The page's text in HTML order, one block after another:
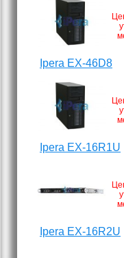
Ipera EX-46D8
Ipera EX-16R1U
Ipera EX-16R2U